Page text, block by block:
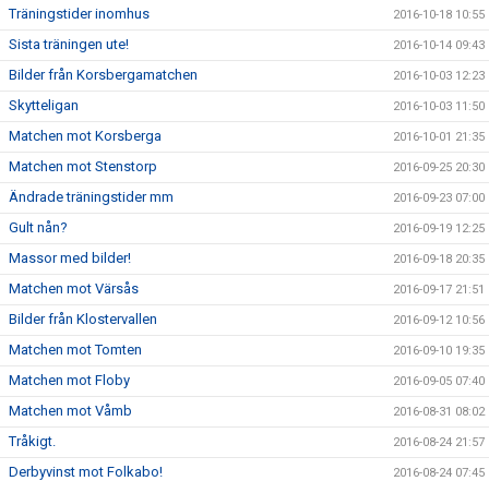
Träningstider inomhus 2016-10-18 10:55
Sista träningen ute! 2016-10-14 09:43
Bilder från Korsbergamatchen 2016-10-03 12:23
Skytteligan 2016-10-03 11:50
Matchen mot Korsberga 2016-10-01 21:35
Matchen mot Stenstorp 2016-09-25 20:30
Ändrade träningstider mm 2016-09-23 07:00
Gult nån? 2016-09-19 12:25
Massor med bilder! 2016-09-18 20:35
Matchen mot Värsås 2016-09-17 21:51
Bilder från Klostervallen 2016-09-12 10:56
Matchen mot Tomten 2016-09-10 19:35
Matchen mot Floby 2016-09-05 07:40
Matchen mot Våmb 2016-08-31 08:02
Tråkigt. 2016-08-24 21:57
Derbyvinst mot Folkabo! 2016-08-24 07:45